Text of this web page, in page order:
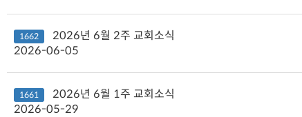
1662
2026년 6월 2주 교회소식
2026-06-05
1661
2026년 6월 1주 교회소식
2026-05-29